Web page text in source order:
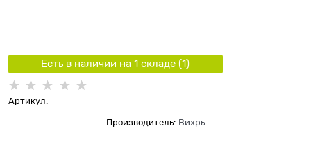
Есть в наличии на 1 складe (1)
Артикул:
Производитель: Вихрь